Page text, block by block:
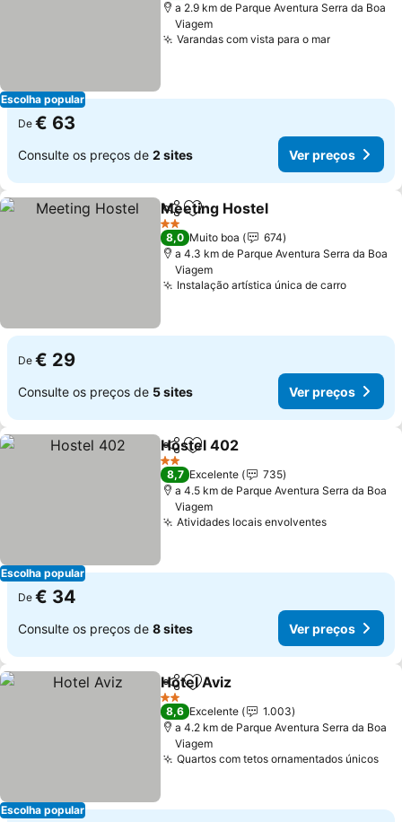
Escolha popular
a 2.9 km de Parque Aventura Serra da Boa
Viagem
Varandas com vista para o mar
De € 63
Consulte os preços de 2 sites Ver preços
PartilharAdicionar aos favoritos
Meeting Hostel
2 Estrelas
8,0 Muito boa
674
a 4.3 km de Parque Aventura Serra da Boa
Viagem
Instalação artística única de carro
De € 29
Consulte os preços de 5 sites Ver preços
Escolha popular
PartilharAdicionar aos favoritos
Hostel 402
2 Estrelas
8,7 Excelente
735
a 4.5 km de Parque Aventura Serra da Boa
Viagem
Atividades locais envolventes
De € 34
Consulte os preços de 8 sites Ver preços
Escolha popular
PartilharAdicionar aos favoritos
Hotel Aviz
2 Estrelas
8,6 Excelente
1.003
a 4.2 km de Parque Aventura Serra da Boa
Viagem
Quartos com tetos ornamentados únicos